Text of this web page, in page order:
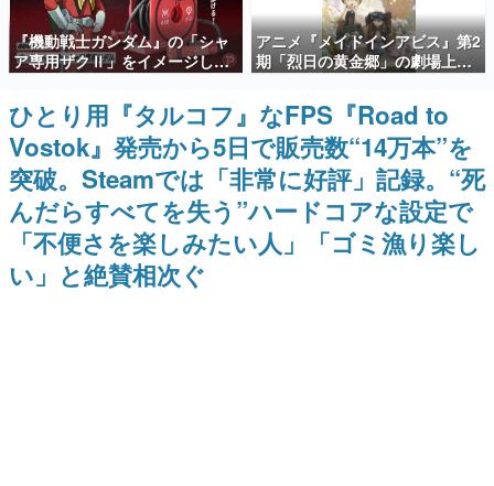
殿堂入り記事
SNS拡散数が数千以上！ ページビュー数万以上！ などな
ど。多くの人々に読まれた、電ファミ渾身の“殿堂入り”記
事をまとめました。
ゲームの企画書
名作ゲームクリエイターの方々に製作時のエピソードをお
聞きし、ヒットする企画（ゲーム）とは何か？を探ってい
きます。
赫本
この物語を解いてはいけない。『赫本』は、〈試験問題〉
の形をした短編ホラー小説集です。
新世代に訊く
『機動戦士ガンダム』の「シャ
ア専用ザクⅡ」をイメージした
散水ホースリールが予約開始。
本体にはシャアのパーソナルマ
ークやジオン公国軍のエンブレ
ム、型式番号などを配置
アニメ『メイドインアビス』第2
期「烈日の黄金郷」の劇場上映
が決定！レグ役・伊瀬茉莉也さ
んらが登壇する舞台挨拶も実施
ひとり用『タルコフ』なFPS『Road to
Vostok』発売から5日で販売数“14万本”を
突破。Steamでは「非常に好評」記録。“死
んだらすべてを失う”ハードコアな設定で
「不便さを楽しみたい人」「ゴミ漁り楽し
い」と絶賛相次ぐ